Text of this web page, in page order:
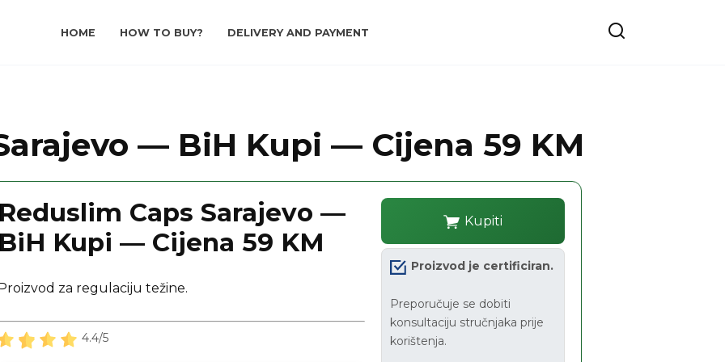
HOME HOW TO BUY? DELIVERY AND PAYMENT
— BiH Kupi — Cijena 59 KM
Reduslim Caps Sarajevo —
BiH Kupi — Cijena 59 KM
Proizvod za regulaciju težine.
4.4/5
Kupiti
Proizvod je certificiran.
Preporučuje se dobiti
konsultaciju stručnjaka prije
korištenja.